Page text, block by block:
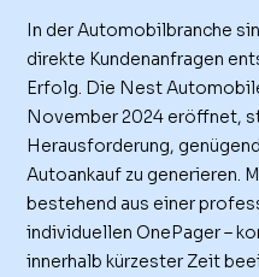
In der Automobilbranche
direkte Kundenanfragen
Erfolg. Die Nest
November 2024 eröffnet,
Herausforderung,
Autoankauf zu generieren.
bestehend aus einer
individuellen OnePager –
innerhalb kürzester Zeit